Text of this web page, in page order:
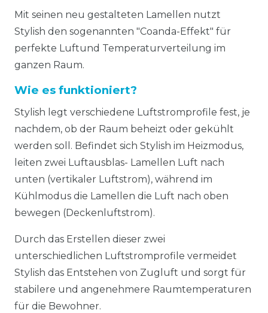
Mit seinen neu gestalteten Lamellen nutzt
Stylish den sogenannten "Coanda-Effekt" für
perfekte Luftund Temperaturverteilung im
ganzen Raum.
Wie es funktioniert?
Stylish legt verschiedene Luftstromprofile fest, je
nachdem, ob der Raum beheizt oder gekühlt
werden soll. Befindet sich Stylish im Heizmodus,
leiten zwei Luftausblas- Lamellen Luft nach
unten (vertikaler Luftstrom), während im
Kühlmodus die Lamellen die Luft nach oben
bewegen (Deckenluftstrom).
Durch das Erstellen dieser zwei
unterschiedlichen Luftstromprofile vermeidet
Stylish das Entstehen von Zugluft und sorgt für
stabilere und angenehmere Raumtemperaturen
für die Bewohner.